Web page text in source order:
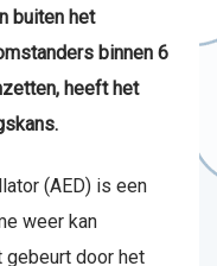
buiten het
binnen 6
heeft het
(AED) is een
weer kan
gebeurt door het